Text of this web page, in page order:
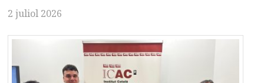
2 juliol 2026